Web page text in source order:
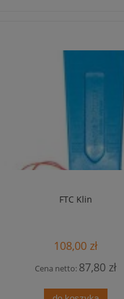
FTC Klin
108,00 zł
Cena netto: 87,80 zł